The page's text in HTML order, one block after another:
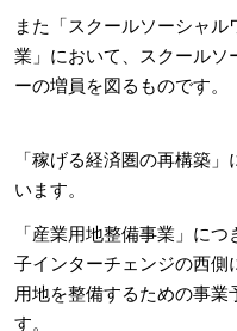
また「スクールソーシャル
業」において、スクールソ
ーの増員を図るものです。
「稼げる経済圏の再構築
います。
「産業用地整備事業」に
子インターチェンジの西側
用地を整備するための事業
す。